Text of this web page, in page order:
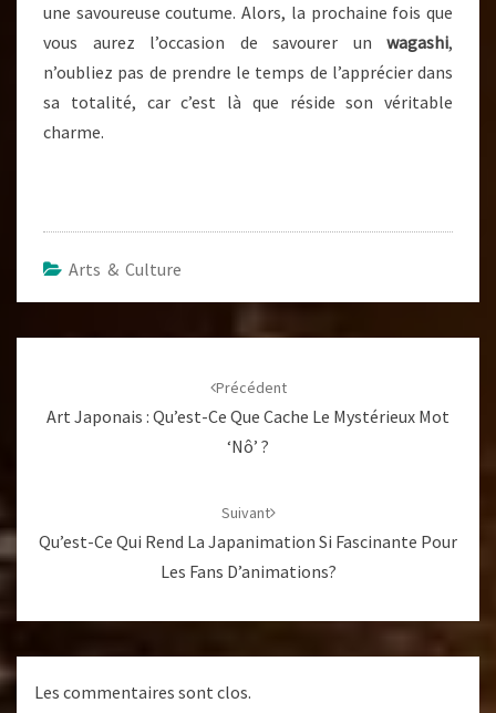
une savoureuse coutume. Alors, la prochaine fois que
vous aurez l’occasion de savourer un wagashi,
n’oubliez pas de prendre le temps de l’apprécier dans
sa totalité, car c’est là que réside son véritable
charme.
Arts & Culture
Précédent
Art Japonais : Qu’est-Ce Que Cache Le Mystérieux Mot
‘nô’ ?
Suivant
Qu’est-Ce Qui Rend La Japanimation Si Fascinante Pour
Les Fans D’animations?
Les commentaires sont clos.